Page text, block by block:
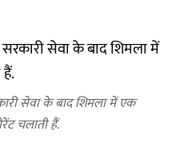
सेवा के बाद शिमला में एक
चलाती हैं.